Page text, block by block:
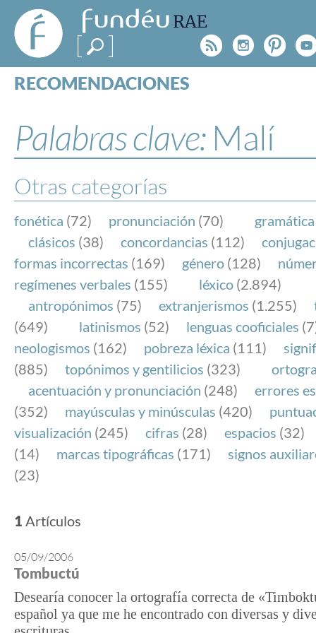
FundéuRAE
- Fundación
del Español
Urgente
Rss
RECOMENDACIONES
ESPECIALES
BLOG
NOTICIAS
SOBRE LA FUNDÉURAE
FundéuRAE es una fundación patrocinada por la
y la Real Academia Española, cuyo objetivo es
el buen uso del español en los medios de
Internet.
Palabras clave: Malí
Otras categorías
fonética (72) pronunciación (70) gramática
clásicos (38) concordancias (112)
formas incorrectas (169) género (128)
regímenes verbales (155) léxico (2.894)
antropónimos (75) extranjerismos (1.255)
(649)
latinismos (52) lenguas cooficiales
neologismos (162) pobreza léxica (111)
(885)
topónimos y gentilicios (323)
acentuación y pronunciación (248)
errores
(352)
mayúsculas y minúsculas (420)
visualización (245) cifras (28) espacios (32)
(14)
marcas tipográficas (171)
signos
(23)
1 Artículos
05/09/2006
Tombuctú
Desearía conocer la ortografía correcta de
español ya que me he encontrado con diversas y